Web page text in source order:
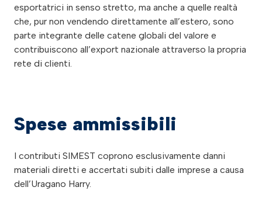
esportatrici in senso stretto, ma anche a quelle realtà
che, pur non vendendo direttamente all’estero, sono
parte integrante delle catene globali del valore e
contribuiscono all’export nazionale attraverso la propria
rete di clienti.
Spese ammissibili
I contributi SIMEST coprono esclusivamente danni
materiali diretti e accertati subiti dalle imprese a causa
dell’Uragano Harry.